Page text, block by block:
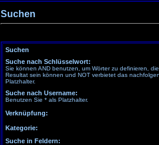
Suchen
Suchen
Suche nach Schlüsselwort:
Sie können AND benutzen, um Wörter zu definieren,
Resultat sein können und NOT verbietet das
Platzhalter.
Suche nach Username:
Benutzen Sie * als Platzhalter.
Verknüpfung:
Kategorie:
Suche in Feldern: